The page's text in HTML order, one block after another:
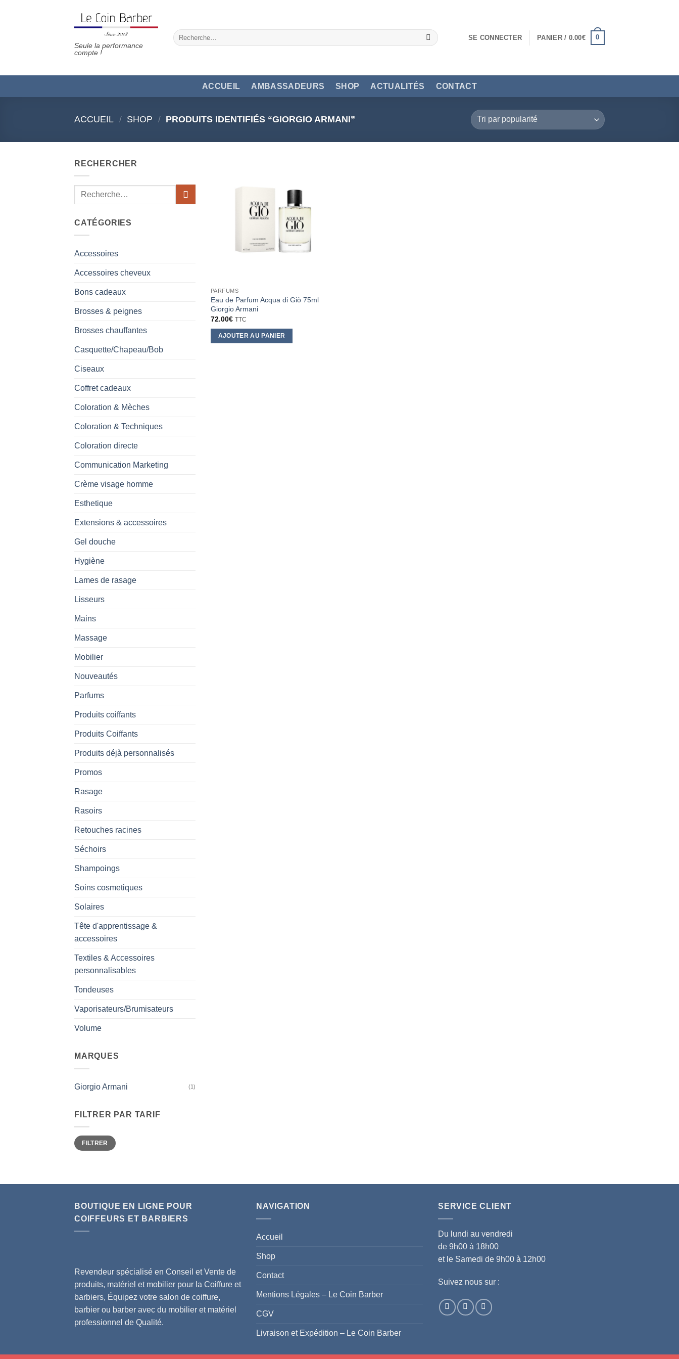
Seule la performance
compte !
Recherche
pour :
SE CONNECTER PANIER / 0.00€ 0
ACCUEIL AMBASSADEURS SHOP ACTUALITÉS CONTACT
ACCUEIL / SHOP / PRODUITS IDENTIFIÉS “GIORGIO ARMANI”
RECHERCHER
Recherche
CATÉGORIES
Accessoires
Accessoires cheveux
Bons cadeaux
Brosses & peignes
Brosses chauffantes
Casquette/Chapeau/Bob
Ciseaux
Coffret cadeaux
Coloration & Mèches
Coloration & Techniques
Coloration directe
Communication Marketing
Crème visage homme
Esthetique
Extensions & accessoires
Gel douche
Hygiène
Lames de rasage
Lisseurs
Mains
Massage
Mobilier
Nouveautés
Parfums
Produits coiffants
Produits Coiffants
Produits déjà personnalisés
Promos
Rasage
Rasoirs
Retouches racines
Séchoirs
Shampoings
Soins cosmetiques
Solaires
Tête d'apprentissage &
accessoires
Textiles & Accessoires
personnalisables
Tondeuses
Vaporisateurs/Brumisateurs
Volume
MARQUES
Giorgio Armani (1)
FILTRER PAR TARIF
Prix
min
Prix
maxFILTRER
PARFUMS
Eau de Parfum Acqua di Giò 75ml
Giorgio Armani
72.00€ TTC
AJOUTER AU PANIER
BOUTIQUE EN LIGNE POUR
COIFFEURS ET BARBIERS
Revendeur spécialisé en Conseil et Vente de
produits, matériel et mobilier pour la Coiffure et
barbiers, Équipez votre salon de coiffure,
barbier ou barber avec du mobilier et matériel
professionnel de Qualité.
NAVIGATION
Accueil
Shop
Contact
Mentions Légales – Le Coin Barber
CGV
Livraison et Expédition – Le Coin Barber
SERVICE CLIENT
Du lundi au vendredi
de 9h00 à 18h00
et le Samedi de 9h00 à 12h00
Suivez nous sur :